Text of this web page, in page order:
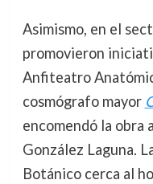
Asimismo, en el
promovieron
Anfiteatro
cosmógrafo mayor
encomendó la obra a
González Laguna.
Botánico cerca al